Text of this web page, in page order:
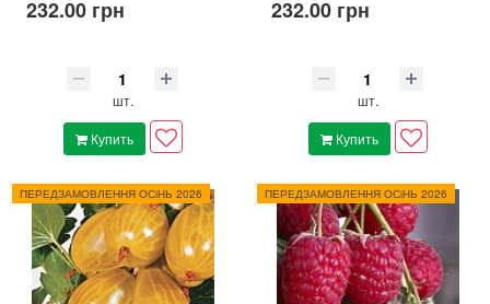
232.00 грн
шт.
Купить
232.00 грн
шт.
Купить
ПЕРЕДЗАМОВЛЕННЯ ОСіНЬ 2026 ПЕРЕДЗАМОВЛЕННЯ ОСіНЬ 2026